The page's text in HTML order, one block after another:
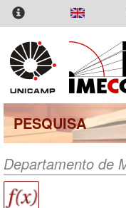
Pular
para
conteúdo
principal
PESQUISA
Departamento de